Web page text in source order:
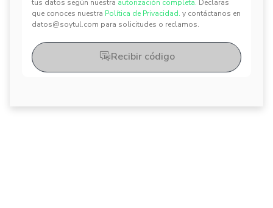
tus datos según nuestra autorización completa. Declaras
que conoces nuestra Política de Privacidad. y contáctanos en
datos@soytul.com para solicitudes o reclamos.
Recibir código